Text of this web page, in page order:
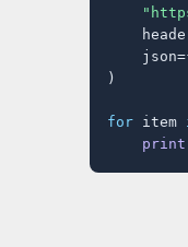
)
for item
print